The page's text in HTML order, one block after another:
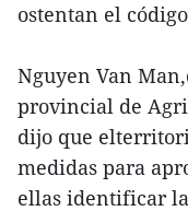
ostentan el
Nguyen Van
provincial de
dijo que
medidas para
ellas identificar